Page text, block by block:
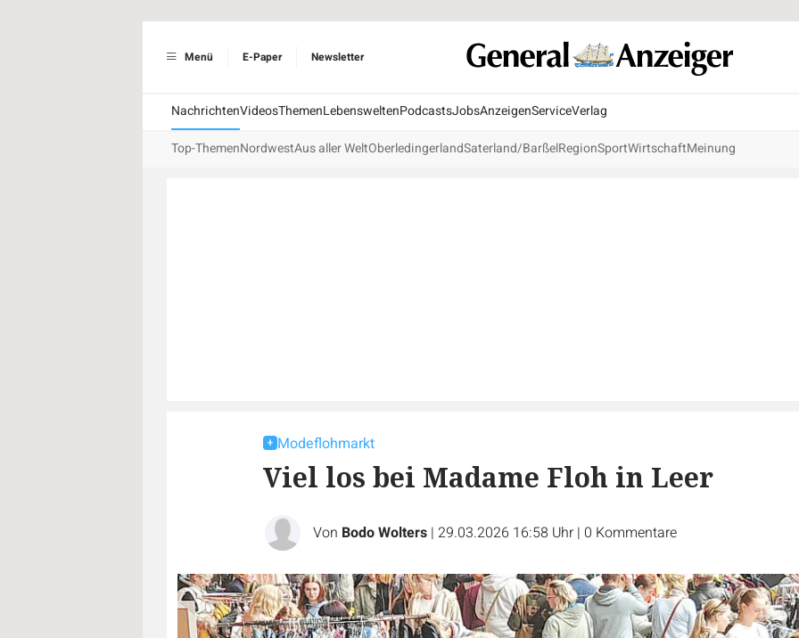
Menü E-Paper Newsletter
NachrichtenVideosThemenLebensweltenPodcastsJobsAnzeigenServiceVerlag
Top-ThemenNordwestAus aller WeltOberledingerlandSaterland/BarßelRegionSportWirtschaftMeinung
Modeflohmarkt
Viel los bei Madame Floh in Leer
Von Bodo Wolters | 29.03.2026 16:58 Uhr | 0 Kommentare